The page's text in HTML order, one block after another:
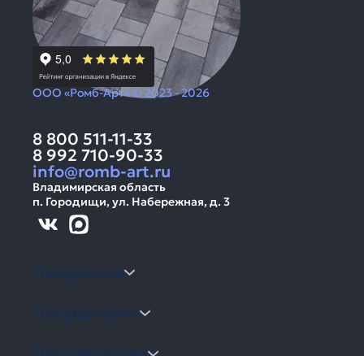
ООО «Ромб-Арт» © 2023 - 2026
8 800 511-11-33
8 992 710-90-33
info@romb-art.ru
Владимирская область
п. Городищи, ул. Набережная, д. 3
Продукция
Покупателям